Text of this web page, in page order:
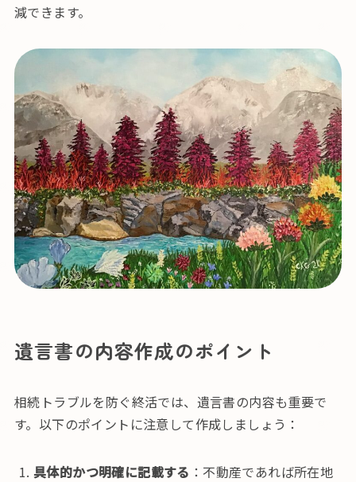
減できます。
遺言書の内容作成のポイント
相続トラブルを防ぐ終活では、遺言書の内容も重要で
す。以下のポイントに注意して作成しましょう：
具体的かつ明確に記載する ：不動産であれば所在地